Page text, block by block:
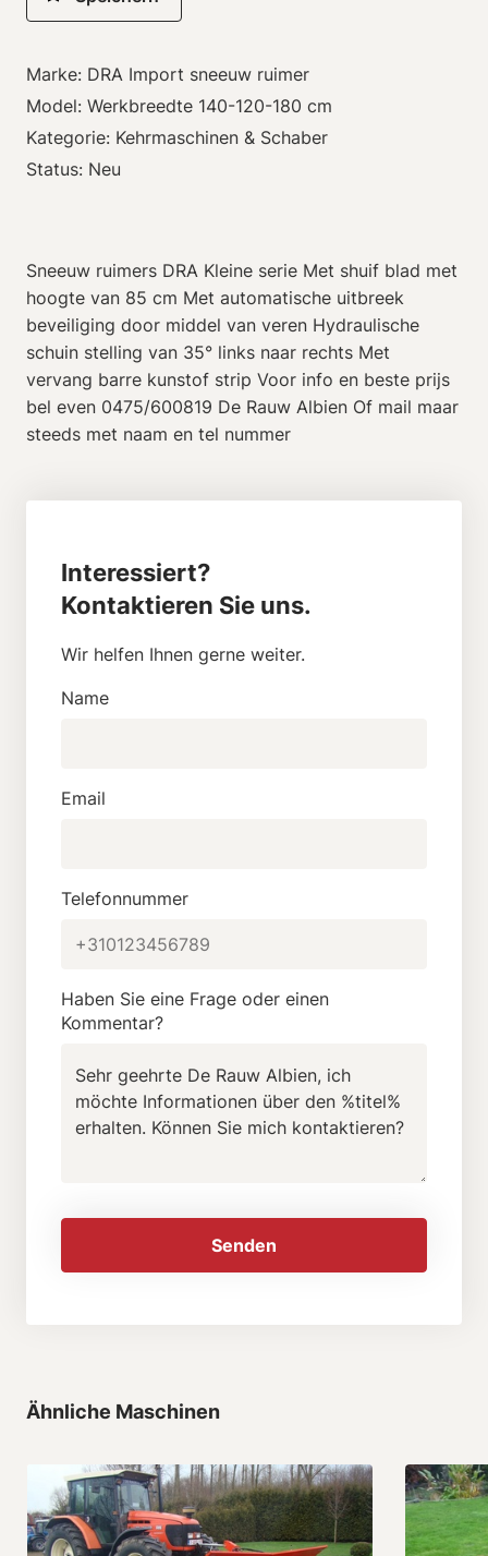
Marke: DRA Import sneeuw ruimer
Model: Werkbreedte 140-120-180 cm
Kategorie: Kehrmaschinen & Schaber
Status: Neu
Sneeuw ruimers DRA Kleine serie Met shuif blad met
hoogte van 85 cm Met automatische uitbreek
beveiliging door middel van veren Hydraulische
schuin stelling van 35° links naar rechts Met
vervang barre kunstof strip Voor info en beste prijs
bel even 0475/600819 De Rauw Albien Of mail maar
steeds met naam en tel nummer
Interessiert?
Kontaktieren Sie uns.
Wir helfen Ihnen gerne weiter.
Name
Email
Telefonnummer
Haben Sie eine Frage oder einen
Kommentar?
Senden
Ähnliche Maschinen